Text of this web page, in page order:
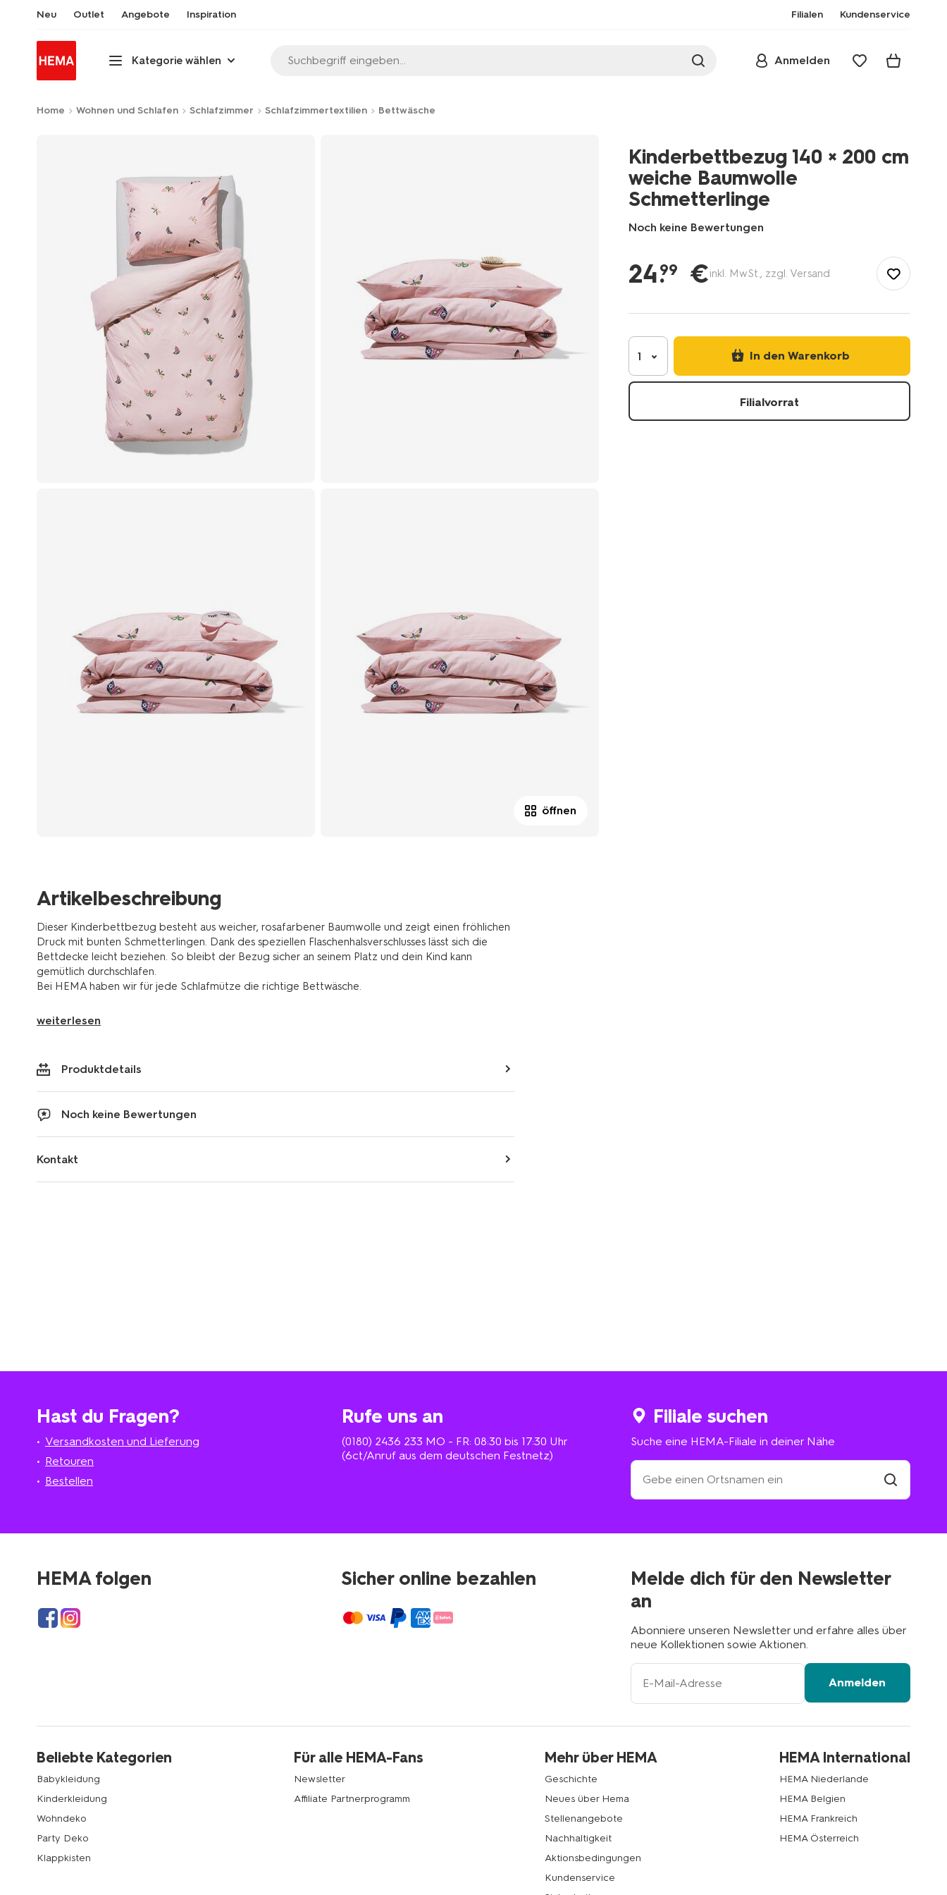
Neu Outlet Angebote Inspiration Filialen Kundenservice
Kategorie wählen Suchbegriff eingeben... Anmelden
Home Wohnen und Schlafen Schlafzimmer Schlafzimmertextilien Bettwäsche
öffnen
Artikelbeschreibung
Dieser Kinderbettbezug besteht aus weicher, rosafarbener Baumwolle und zeigt einen fröhlichen
Druck mit bunten Schmetterlingen. Dank des speziellen Flaschenhalsverschlusses lässt sich die
Bettdecke leicht beziehen. So bleibt der Bezug sicher an seinem Platz und dein Kind kann
gemütlich durchschlafen.
Bei HEMA haben wir für jede Schlafmütze die richtige Bettwäsche.
weiterlesen
Produktdetails
Noch keine Bewertungen
Kontakt
Kinderbettbezug 140 × 200 cm
weiche Baumwolle
Schmetterlinge
Noch keine Bewertungen
de/wohnen/schlafzimmer/schlafzimmertextilien/bettbezuege/
140-
weiche-
baumwolle-
schmetterlinge-
5720125.html
24.
99 €inkl. MwSt., zzgl. Versand
1 In den Warenkorb
Filialvorrat
Hast du Fragen?
Versandkosten und Lieferung
Retouren
Bestellen
Rufe uns an
(0180) 2436 233 MO - FR: 08:30 bis 17:30 Uhr
(6ct/Anruf aus dem deutschen Festnetz)
Filiale suchen
Suche eine HEMA-Filiale in deiner Nähe
Suche
eine
HEMA-
deiner
Filiale
HEMA folgen Sicher online bezahlen
Melde dich für den Newsletter
an
Abonniere unseren Newsletter und erfahre alles über
neue Kollektionen sowie Aktionen.
Ihre
Anmelden
Beliebte Kategorien
Babykleidung
Kinderkleidung
Wohndeko
Party Deko
Klappkisten
Für alle HEMA-Fans
Newsletter
Affiliate Partnerprogramm
Mehr über HEMA
Geschichte
Neues über Hema
Stellenangebote
Nachhaltigkeit
Aktionsbedingungen
Kundenservice
HEMA International
HEMA Niederlande
HEMA Belgien
HEMA Frankreich
HEMA Österreich